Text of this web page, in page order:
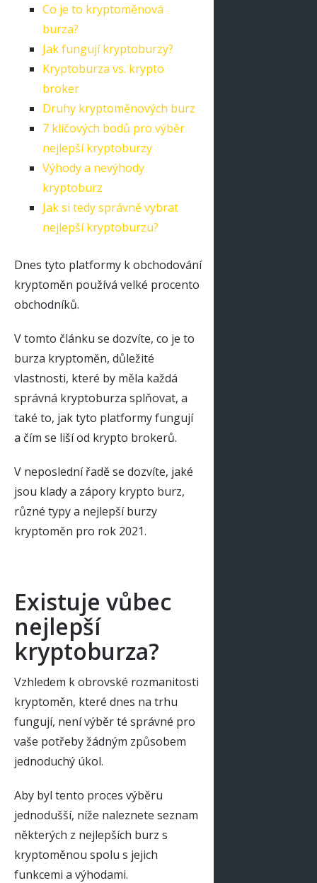
Co je to kryptoměnová
burza?
Jak fungují kryptoburzy?
Kryptoburza vs. krypto
broker
Druhy kryptoměnových burz
7 klíčových bodů pro výběr
nejlepší kryptoburzy
Výhody a nevýhody
kryptoburz
Jak si tedy správně vybrat
nejlepší kryptoburzu?
Dnes tyto platformy k obchodování
kryptoměn používá velké procento
obchodníků.
V tomto článku se dozvíte, co je to
burza kryptoměn, důležité
vlastnosti, které by měla každá
správná kryptoburza splňovat, a
také to, jak tyto platformy fungují
a čím se liší od krypto brokerů.
V neposlední řadě se dozvíte, jaké
jsou klady a zápory krypto burz,
různé typy a nejlepší burzy
kryptoměn pro rok 2021.
Existuje vůbec
nejlepší
kryptoburza?
Vzhledem k obrovské rozmanitosti
kryptoměn, které dnes na trhu
fungují, není výběr té správné pro
vaše potřeby žádným způsobem
jednoduchý úkol.
Aby byl tento proces výběru
jednodušší, níže naleznete seznam
některých z nejlepších burz s
kryptoměnou spolu s jejich
funkcemi a výhodami.